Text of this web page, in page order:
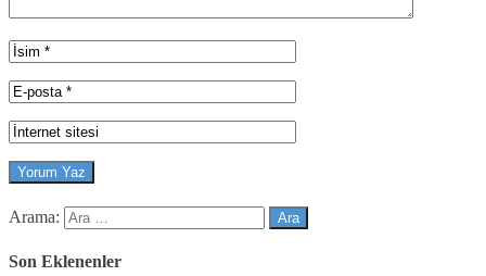
Arama:
Son Eklenenler